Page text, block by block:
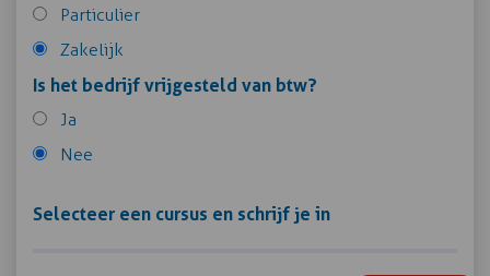
Particulier
Zakelijk
Is het bedrijf vrijgesteld van btw?
Ja
Nee
Selecteer een cursus en schrijf je in